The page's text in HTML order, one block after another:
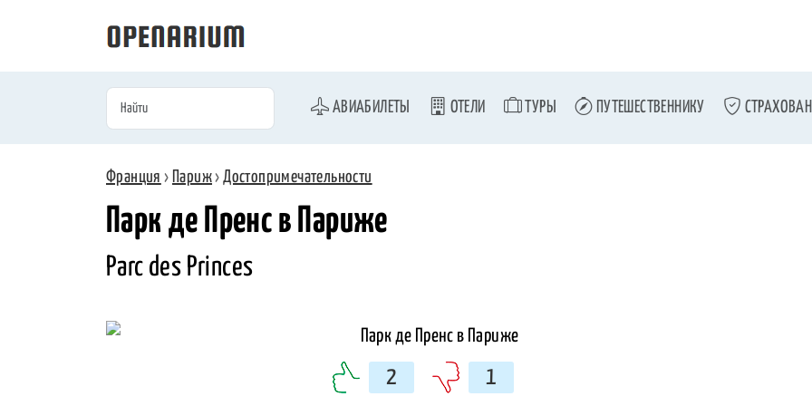
АВИАБИЛЕТЫ ОТЕЛИ ТУРЫ ПУТЕШЕСТВЕННИКУ
Франция › Париж›Достопримечательности
Парк де Пренс в Париже
Parc des Princes
2 1